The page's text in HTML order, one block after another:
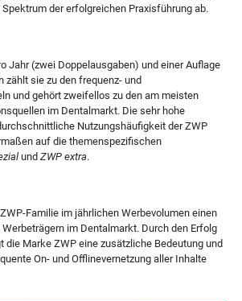
der erfolgreichen Praxisführung ab.
Jahr (zwei Doppelausgaben) und einer Auflage
zählt sie zu den frequenz- und
und gehört zweifellos zu den am meisten
im Dentalmarkt. Die sehr hohe
Nutzungshäufigkeit der ZWP
auf die themenspezifischen
undZWP extra.
Familie im jährlichen Werbevolumen einen
im Dentalmarkt. Durch den Erfolg
die Marke ZWP eine zusätzliche Bedeutung und
On- und Offlinevernetzung aller Inhalte